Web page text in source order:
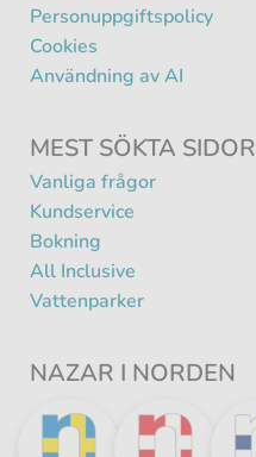
Personuppgiftspolicy
Cookies
Användning av AI
MEST SÖKTA SIDOR
Vanliga frågor
Kundservice
Bokning
All Inclusive
Vattenparker
NAZAR I NORDEN